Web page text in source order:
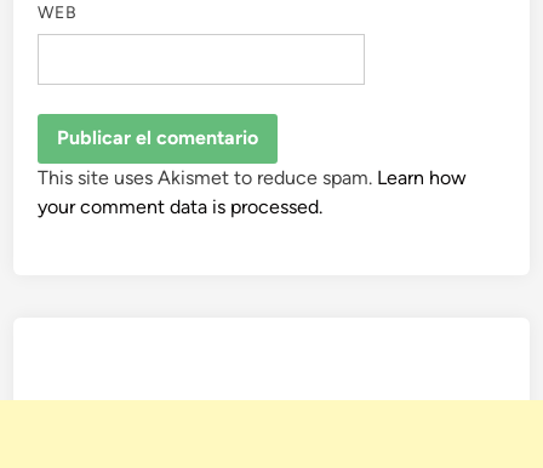
WEB
This site uses Akismet to reduce spam. Learn how
your comment data is processed.